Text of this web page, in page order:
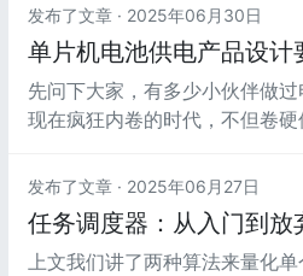
发布了文章 · 2025年06月30日
单片机电池供电产品设计
先问下大家，有多少小伙伴做
现在疯狂内卷的时代，不但卷
功耗设计也是提升产品竞争力的
计的主要意义：延长电池寿命：
手机、平板电脑、可穿戴设备
发布了文章 · 2025年06月27日
任务调度器：从入门到放
上文我们讲了两种算法来量化单